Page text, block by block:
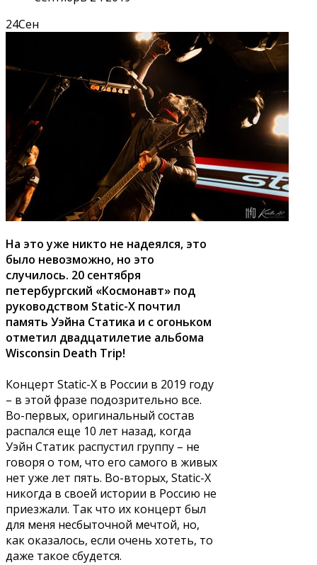
24Сен
На это уже никто не надеялся, это
было невозможно, но это
случилось. 20 сентября
петербургский «Космонавт» под
руководством Static-X почтил
память Уэйна Статика и с огоньком
отметил двадцатилетие альбома
Wisconsin Death Trip!
Концерт Static-X в России в 2019 году
– в этой фразе подозрительно все.
Во-первых, оригинальный состав
распался еще 10 лет назад, когда
Уэйн Статик распустил группу – не
говоря о том, что его самого в живых
нет уже лет пять. Во-вторых, Static-X
никогда в своей истории в Россию не
приезжали. Так что их концерт был
для меня несбыточной мечтой, но,
как оказалось, если очень хотеть, то
даже такое сбудется.